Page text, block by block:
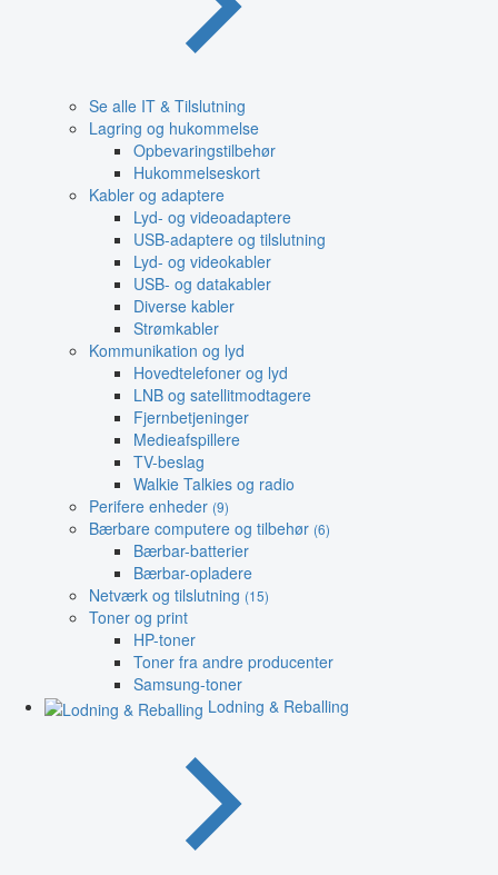
Se alle IT & Tilslutning
Lagring og hukommelse
Opbevaringstilbehør
Hukommelseskort
Kabler og adaptere
Lyd- og videoadaptere
USB-adaptere og tilslutning
Lyd- og videokabler
USB- og datakabler
Diverse kabler
Strømkabler
Kommunikation og lyd
Hovedtelefoner og lyd
LNB og satellitmodtagere
Fjernbetjeninger
Medieafspillere
TV-beslag
Walkie Talkies og radio
Perifere enheder (9)
Bærbare computere og tilbehør (6)
Bærbar-batterier
Bærbar-opladere
Netværk og tilslutning (15)
Toner og print
HP-toner
Toner fra andre producenter
Samsung-toner
Lodning & Reballing